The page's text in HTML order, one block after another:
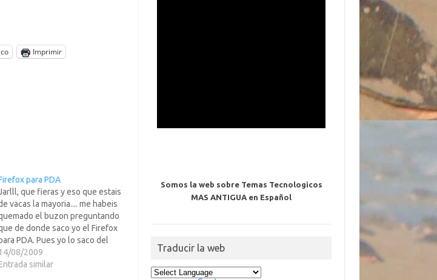
Imprimir
para PDA
que fieras y eso que estais
vacas la mayoria.... me habeis
el buzon preguntando
de donde saco yo el Firefox
PDA. Pues yo lo saco del
sitio que lo podeis sacar
de la pagina web de
08/2009
similar
Somos la web sobre Temas Tecnologicos
MAS ANTIGUA en Español
Traducir la web